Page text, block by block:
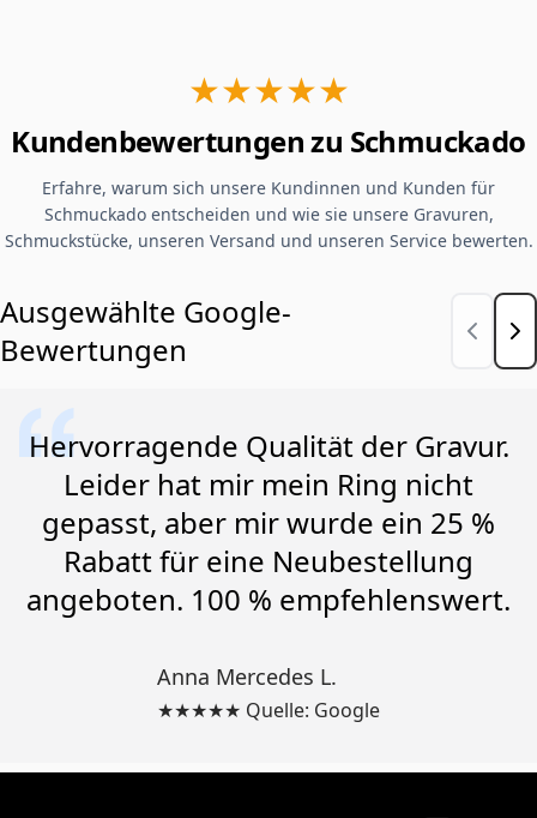
★★★★★
Kundenbewertungen zu Schmuckado
Erfahre, warum sich unsere Kundinnen und Kunden für
Schmuckado entscheiden und wie sie unsere Gravuren,
Schmuckstücke, unseren Versand und unseren Service bewerten.
Ausgewählte Google-
Bewertungen
Hervorragende Qualität der Gravur.
Leider hat mir mein Ring nicht
gepasst, aber mir wurde ein 25 %
Rabatt für eine Neubestellung
angeboten. 100 % empfehlenswert.
Anna Mercedes L.
★★★★★ Quelle: Google